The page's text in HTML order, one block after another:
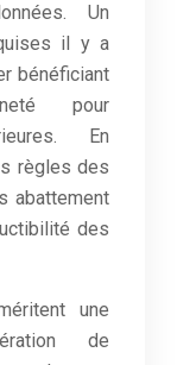
Un
il y a
bénéficiant
pour
En
règles des
abattement
des
une
de